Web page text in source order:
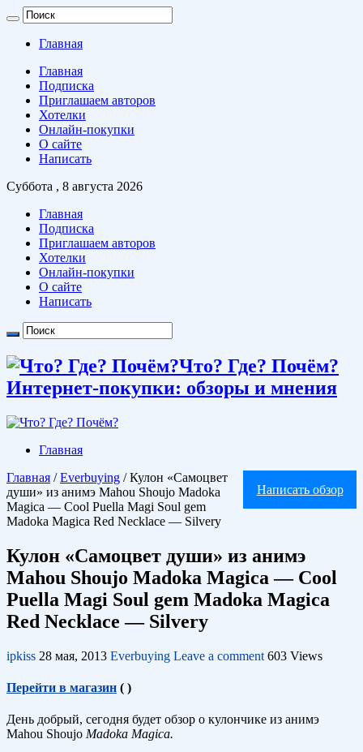
Главная
Главная
Подписка
Приглашаем авторов
Хотелки
Онлайн-покупки
О сайте
Написать
Суббота , 8 августа 2026
Главная
Подписка
Приглашаем авторов
Хотелки
Онлайн-покупки
О сайте
Написать
Что? Где? Почём?
Интернет-покупки: обзоры и мнения
Главная
Написать обзор
Главная / Everbuying / Кулон «Самоцвет
души» из анимэ Mahou Shoujo Madoka
Magica — Cool Puella Magi Soul gem
Madoka Magica Red Necklace — Silvery
Кулон «Самоцвет души» из анимэ
Mahou Shoujo Madoka Magica — Cool
Puella Magi Soul gem Madoka Magica
Red Necklace — Silvery
ipkiss 28 мая, 2013 Everbuying Leave a comment 603 Views
Перейти в магазин ( )
День добрый, сегодня будет обзор о кулончике из анимэ
Mahou Shoujo Madoka Magica.